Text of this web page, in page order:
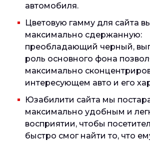
автомобиля.
Цветовую гамму для сайта
максимально сдержанную:
преобладающий черный,
роль основного фона
максимально
интересующем авто и его
Юзабилити сайта мы
максимально удобным и
восприятии, чтобы
быстро смог найти то, что